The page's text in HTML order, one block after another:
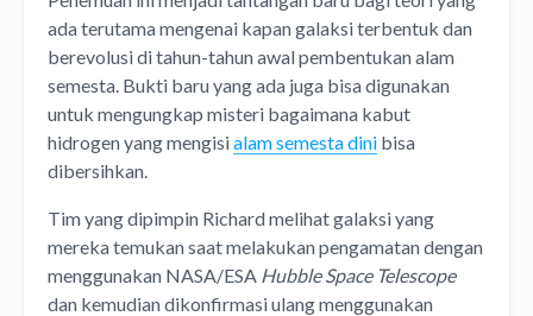
ada terutama mengenai kapan galaksi terbentuk dan
berevolusi di tahun-tahun awal pembentukan alam
semesta. Bukti baru yang ada juga bisa digunakan
untuk mengungkap misteri bagaimana kabut
hidrogen yang mengisialam semesta dini bisa
dibersihkan.
Tim yang dipimpin Richard melihat galaksi yang
mereka temukan saat melakukan pengamatan dengan
menggunakan NASA/ESA Hubble Space Telescope
dan kemudian dikonfirmasi ulang menggunakan